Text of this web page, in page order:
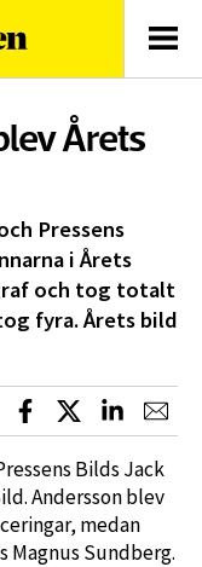
Årets
Pressens
i Årets
och tog totalt
fyra. Årets bild
Dela på Facebook
Dela på XDela på
Bilds Jack
Andersson blev
medan
Magnus Sundberg.